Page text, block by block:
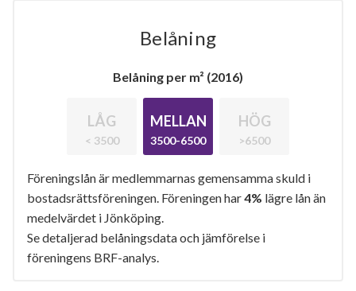
Belåning
Belåning per m² (2016)
LÅG
< 3500
MELLAN
3500-6500
HÖG
>6500
Föreningslån är medlemmarnas gemensamma skuld i
bostadsrättsföreningen. Föreningen har4% lägre lån än
medelvärdet i Jönköping.
Se detaljerad belåningsdata och jämförelse i
föreningens BRF-analys.